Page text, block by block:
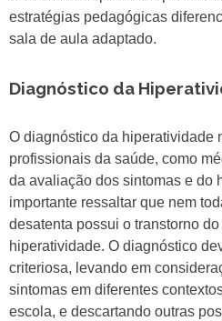
estratégias pedagógicas
sala de aula adaptado.
Diagnóstico da
O diagnóstico da hiperatividade
profissionais da saúde, como
da avaliação dos sintomas e do
importante ressaltar que nem
desatenta possui o transtorno
hiperatividade. O diagnóstico
criteriosa, levando em
sintomas em diferentes
escola, e descartando outras